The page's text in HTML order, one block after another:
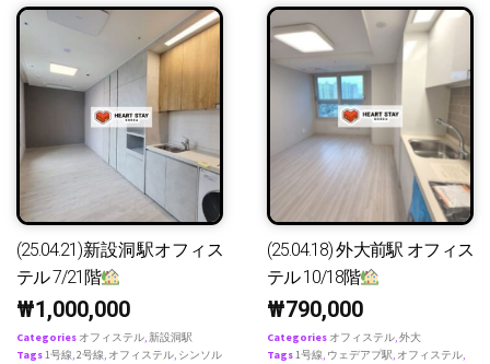
(25.04.21)新設洞駅オフィス
テル 7/21階
₩1,000,000
Categories オフィステル,新設洞駅
Tags1号線,2号線, オフィステル, シンソル
(25.04.18) 外大前駅 オフィス
テル 10/18階
₩790,000
Categories オフィステル,外大
Tags1号線, ウェデアプ駅, オフィステル,